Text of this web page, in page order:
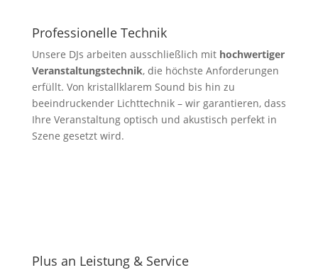
Professionelle Technik
Unsere DJs arbeiten ausschließlich mit hochwertiger
Veranstaltungstechnik, die höchste Anforderungen
erfüllt. Von kristallklarem Sound bis hin zu
beeindruckender Lichttechnik – wir garantieren, dass
Ihre Veranstaltung optisch und akustisch perfekt in
Szene gesetzt wird.
Plus an Leistung & Service